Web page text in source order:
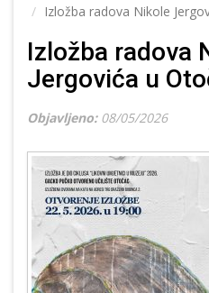
Izložba radova Nikole
Izložba radova
Jergovića u
Objavljeno: 08/05/2026